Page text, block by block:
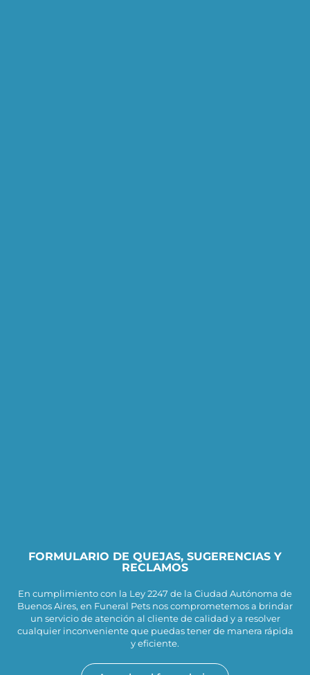
FORMULARIO DE QUEJAS, SUGERENCIAS Y
RECLAMOS
En cumplimiento con la Ley 2247 de la Ciudad Autónoma de
Buenos Aires, en Funeral Pets nos comprometemos a brindar
un servicio de atención al cliente de calidad y a resolver
cualquier inconveniente que puedas tener de manera rápida
y eficiente.